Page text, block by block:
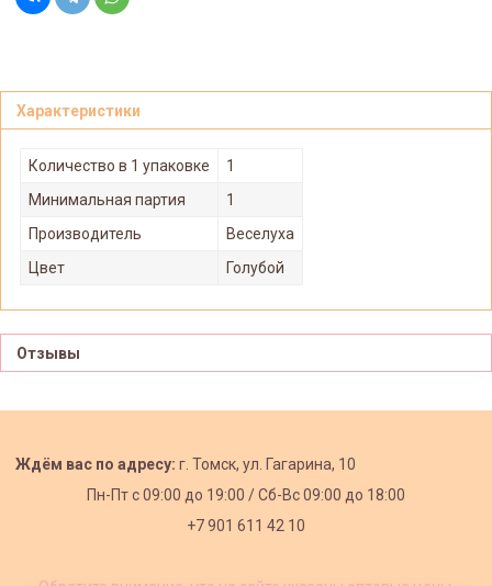
Характеристики
Количество в 1 упаковке
1
Минимальная партия
1
Производитель
Веселуха
Цвет
Голубой
Отзывы
Ждём вас по адресу: г. Томск, ул. Гагарина, 10
Пн-Пт с09:00 до 19:00 /Сб-Вс 09:00 до 18:00
+7 901 611 42 10